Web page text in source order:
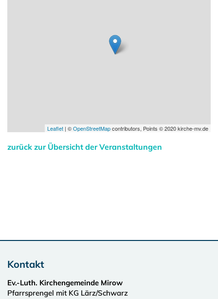
Leaflet | ©OpenStreetMapcontributors, Points © 2020 kirche-mv.de
zurück zur Übersicht der Veranstaltungen
Kontakt
Ev.-Luth. Kirchengemeinde Mirow
Pfarrsprengel mit KG Lärz/Schwarz